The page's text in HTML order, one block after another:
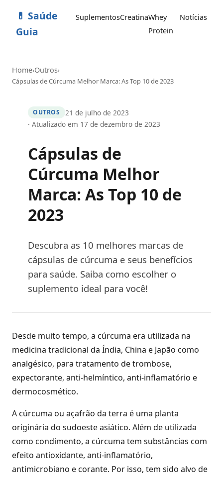
💊 Saúde
Guia
SuplementosCreatinaWhey
Protein
Notícias
Home›Outros›
Cápsulas de Cúrcuma Melhor Marca: As Top 10 de 2023
OUTROS
21 de julho de 2023
· Atualizado em 17 de dezembro de 2023
Cápsulas de
Cúrcuma Melhor
Marca: As Top 10 de
2023
Descubra as 10 melhores marcas de
cápsulas de cúrcuma e seus benefícios
para saúde. Saiba como escolher o
suplemento ideal para você!
Desde muito tempo, a cúrcuma era utilizada na
medicina tradicional da Índia, China e Japão como
analgésico, para tratamento de trombose,
expectorante, anti-helmíntico, anti-inflamatório e
dermocosmético.
A cúrcuma ou açafrão da terra é uma planta
originária do sudoeste asiático. Além de utilizada
como condimento, a cúrcuma tem substâncias com
efeito antioxidante, anti-inflamatório,
antimicrobiano e corante. Por isso, tem sido alvo de